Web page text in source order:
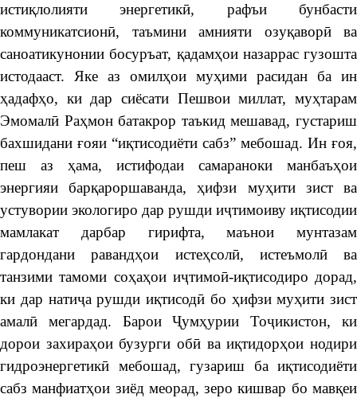
истиқлолияти энергетикӣ, рафъи бунбасти
коммуникатсионӣ, таъмини амнияти озуқаворӣ ва
саноатикунонии босуръат, қадамҳои назаррас гузошта
истодааст. Яке аз омилҳои муҳими расидан ба ин
ҳадафҳо, ки дар сиёсати Пешвои миллат, муҳтарам
Эмомалӣ Раҳмон батакрор таъкид мешавад, густариш
бахшидани ғояи “иқтисодиёти сабз” мебошад. Ин ғоя,
пеш аз ҳама, истифодаи самараноки манбаъҳои
энергияи барқароршаванда, ҳифзи муҳити зист ва
устувории экологиро дар рушди иҷтимоиву иқтисодии
мамлакат дарбар гирифта, маънои мунтазам
гардондани равандҳои истеҳсолӣ, истеъмолӣ ва
танзими тамоми соҳаҳои иҷтимоӣ-иқтисодиро дорад,
ки дар натиҷа рушди иқтисодӣ бо ҳифзи муҳити зист
амалӣ мегардад. Барои Ҷумҳурии Тоҷикистон, ки
дорои захираҳои бузурги обӣ ва иқтидорҳои нодири
гидроэнергетикӣ мебошад, гузариш ба иқтисодиёти
сабз манфиатҳои зиёд меорад, зеро кишвар бо мавқеи